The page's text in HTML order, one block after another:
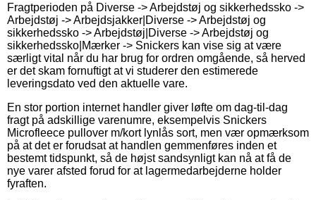
Fragtperioden på Diverse -> Arbejdstøj og sikkerhedssko ->
Arbejdstøj -> Arbejdsjakker|Diverse -> Arbejdstøj og
sikkerhedssko -> Arbejdstøj|Diverse -> Arbejdstøj og
sikkerhedssko|Mærker -> Snickers kan vise sig at være
særligt vital når du har brug for ordren omgående, så herved
er det skam fornuftigt at vi studerer den estimerede
leveringsdato ved den aktuelle vare.
En stor portion internet handler giver løfte om dag-til-dag
fragt på adskillige varenumre, eksempelvis Snickers
Microfleece pullover m/kort lynlås sort, men vær opmærksom
på at det er forudsat at handlen gemmenføres inden et
bestemt tidspunkt, så de højst sandsynligt kan nå at få de
nye varer afsted forud for at lagermedarbejderne holder
fyraften.